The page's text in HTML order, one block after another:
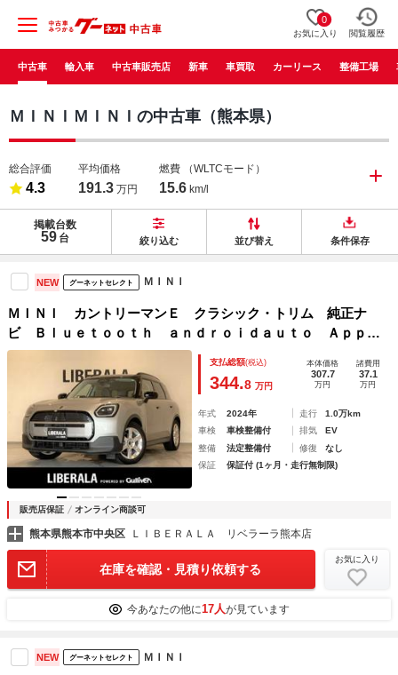
0
お気に入り 閲覧履歴
中古車 輸入車 中古車販売店 新車 車買取 カーリース 整備工場
ＭＩＮＩＭＩＮＩの中古車（熊本県）
総合評価
4.3
平均価格
191.3 万円
燃費 （WLTCモード）
15.6 km/l
掲載台数
59 台 絞り込む 並び替え 条件保存
NEW グーネットセレクト ＭＩＮＩ
ＭＩＮＩ カントリーマンＥ クラシック・トリム 純正ナ
ビ Ｂｌｕｅｔｏｏｔｈ ａｎｄｒｏｉｄａｕｔｏ Ａｐｐｌ
ｅ ｃａｒ ｐｌａｙ ハーフレザーシート パワーシート
シートヒーター ステアリングヒーター ヘッドアップディス
プレイ アンビエントライト
支払総額(税込)
344.8 万円
本体価格
307.7
万円
諸費用
37.1
万円
年式 2024年 走行
1.0万km
車検
車検整備付 排気
EV
整備
法定整備付 修復
なし
保証
保証付 (1ヶ月・走行無制限)
販売店保証 オンライン商談可
熊本県熊本市中央区 ＬＩＢＥＲＡＬＡ リベラーラ熊本店
在庫を確認・見積り依頼する
お気に入り
今あなたの他に17人が見ています
NEW グーネットセレクト ＭＩＮＩ